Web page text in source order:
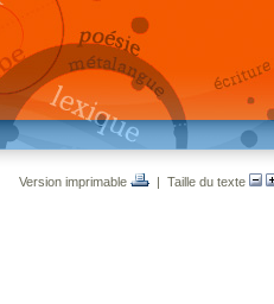
Version imprimable | Taille du texte